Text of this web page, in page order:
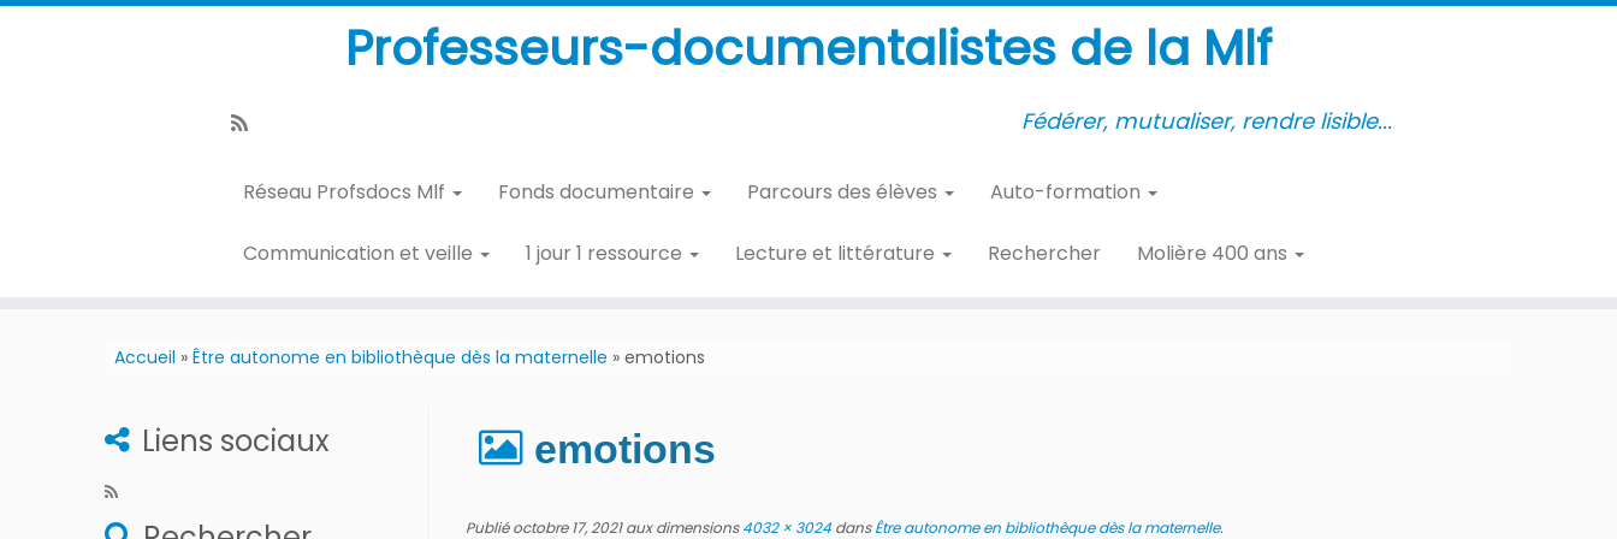
Professeurs-documentalistes de la Mlf
Fédérer, mutualiser, rendre lisible...
Réseau Profsdocs Mlf Fonds documentaire Parcours des élèves Auto-formation
Communication et veille 1 jour 1 ressource Lecture et littérature Rechercher Molière 400 ans
Accueil » Être autonome en bibliothèque dès la maternelle » emotions
Liens sociaux emotions
Publié octobre 17, 2021aux dimensions4032 × 3024 dansÊtre autonome en bibliothèque dès la maternelle.